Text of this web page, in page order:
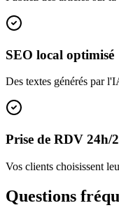
SEO local optimisé
Des textes générés par
Prise de RDV 24h/
Vos clients choisissent
Questions